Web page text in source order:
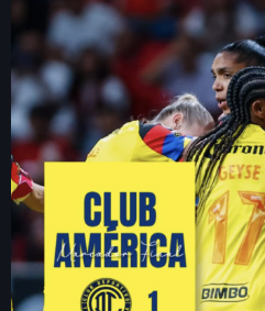
Vinícius Jr
hasta 2032